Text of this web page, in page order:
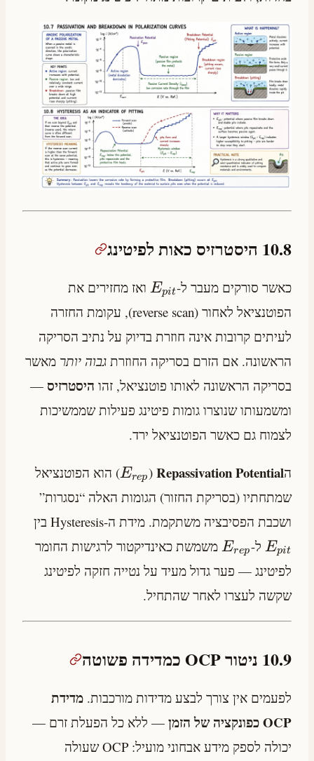
10.8 היסטרזיס כאות לפיטינג
כאשר סורקים מעבר ל- Epit
ואז מחזירים את
הפוטנציאל לאחור (reverse scan), עקומת החזרה
לעיתים קרובות אינה חוזרת בדיוק על נתיב הסריקה
הראשונה. אם הזרם בסריקה החוזרת גבוה יותר מאשר
בסריקה הראשונה לאותו פוטנציאל, זהו היסטרזיס —
ומשמעותו שנוצרו גומות פיטינג פעילות שממשיכות
לצמוח גם כאשר הפוטנציאל ירד.
הRepassivation Potential
(
Erep
) הוא הפוטנציאל
שמתחתיו (בסריקת החזור) הגומות האלה “נסגרות”
ושכבת הפסיבציה משתקמת. מידת ה-Hysteresis בין
Epit ל- Erep
משמשת כאינדיקטור לרגישות החומר
לפיטינג — פער גדול מעיד על נטייה חזקה לפיטינג
שקשה לעצרו לאחר שהתחיל.
10.9 ניטור OCP כמדידה פשוטה
לפעמים אין צורך לבצע מדידות מורכבות. מדידת
OCP כפונקציה של הזמן
— ללא כל הפעלת זרם —
יכולה לספק מידע אבחוני מועיל: OCP שעולה